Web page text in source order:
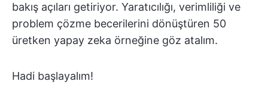
bakış açıları getiriyor. Yaratıcılığı, verimliliği ve
problem çözme becerilerini dönüştüren 50
üretken yapay zeka örneğine göz atalım.
Hadi başlayalım!